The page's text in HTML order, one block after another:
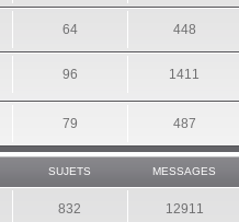
64 448
96 1411
79 487
SUJETS MESSAGES
832 12911